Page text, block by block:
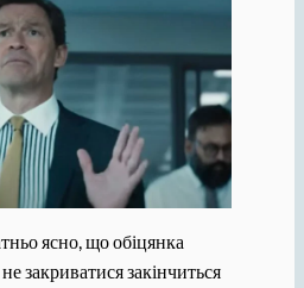
ясно, що обіцянка
закриватися закінчиться